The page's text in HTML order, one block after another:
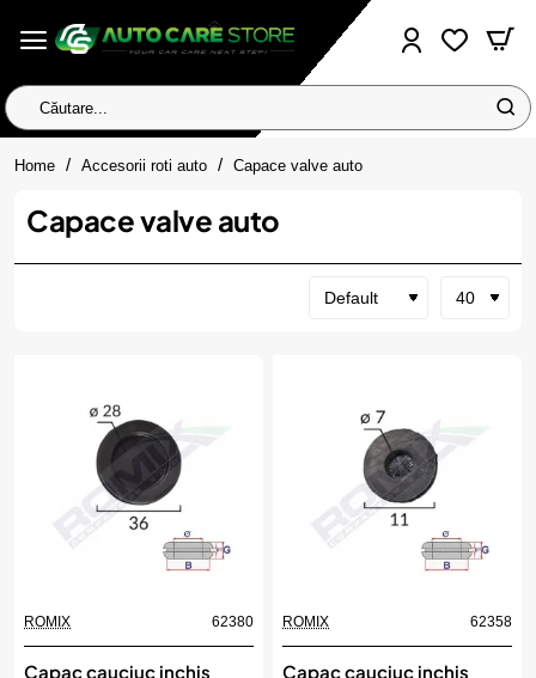
Căutare...
Home homeAccesorii roti auto Capace valve auto
Capace valve auto
ROMIX 62380
Capac cauciuc inchis
ROMIX 62358
Capac cauciuc inchis